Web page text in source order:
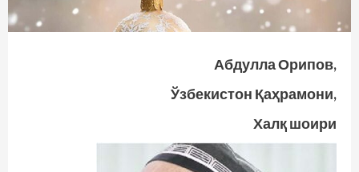
Абдулла Орипов,
Ўзбекистон Қаҳрамони,
Халқ шоири